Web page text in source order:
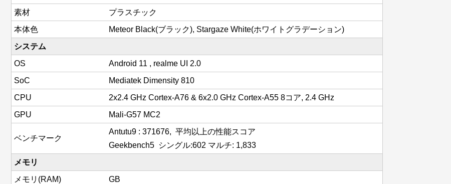
素材
プラスチック
本体色
Meteor Black(ブラック), Stargaze White(ホワイトグラデーション)
システム
OS
Android 11 , realme UI 2.0
SoC
Mediatek Dimensity 810
CPU
2x2.4 GHz Cortex-A76 & 6x2.0 GHz Cortex-A55 8コア, 2.4 GHz
GPU
Mali-G57 MC2
ベンチマーク
Antutu9 : 371676, 平均以上の性能スコア
Geekbench5 シングル:602 マルチ: 1,833
メモリ
メモリ(RAM)
GB